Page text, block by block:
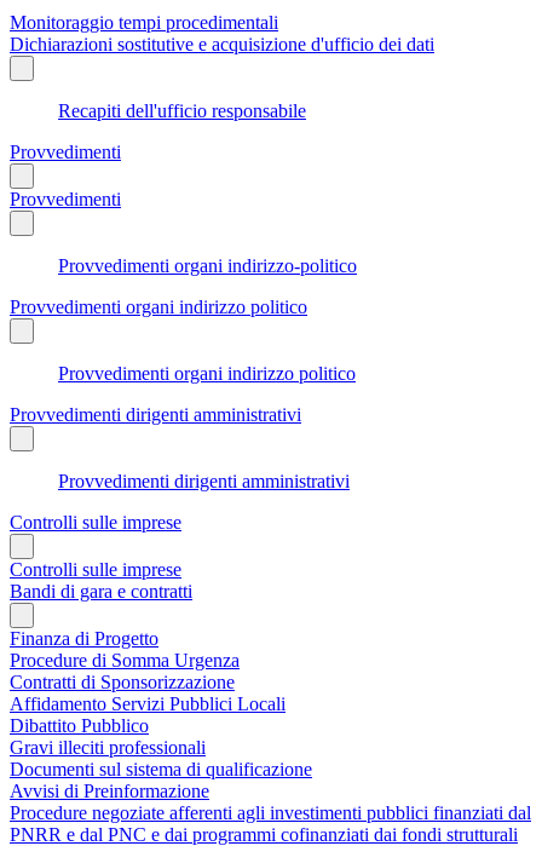
Monitoraggio tempi procedimentali
Dichiarazioni sostitutive e acquisizione d'ufficio dei dati
Recapiti dell'ufficio responsabile
Provvedimenti
Provvedimenti
Provvedimenti organi indirizzo-politico
Provvedimenti organi indirizzo politico
Provvedimenti organi indirizzo politico
Provvedimenti dirigenti amministrativi
Provvedimenti dirigenti amministrativi
Controlli sulle imprese
Controlli sulle imprese
Bandi di gara e contratti
Finanza di Progetto
Procedure di Somma Urgenza
Contratti di Sponsorizzazione
Affidamento Servizi Pubblici Locali
Dibattito Pubblico
Gravi illeciti professionali
Documenti sul sistema di qualificazione
Avvisi di Preinformazione
Procedure negoziate afferenti agli investimenti pubblici finanziati dal
PNRR e dal PNC e dai programmi cofinanziati dai fondi strutturali